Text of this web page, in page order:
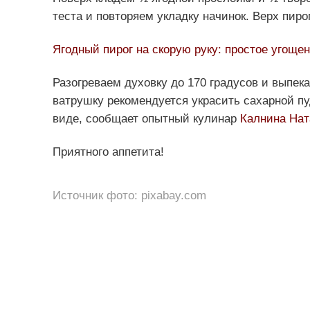
теста и повторяем укладку начинок. Верх
Ягодный пирог на скорую руку: простое
Разогреваем духовку до 170 градусов и
ватрушку рекомендуется украсить сахарной
виде, сообщает опытный кулинар Калнина
Приятного аппетита!
Источник фото: pixabay.com